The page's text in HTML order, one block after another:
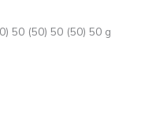
50 (50) 50 (50) 50 g